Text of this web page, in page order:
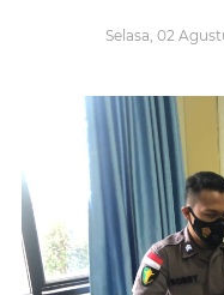
Selasa, 02